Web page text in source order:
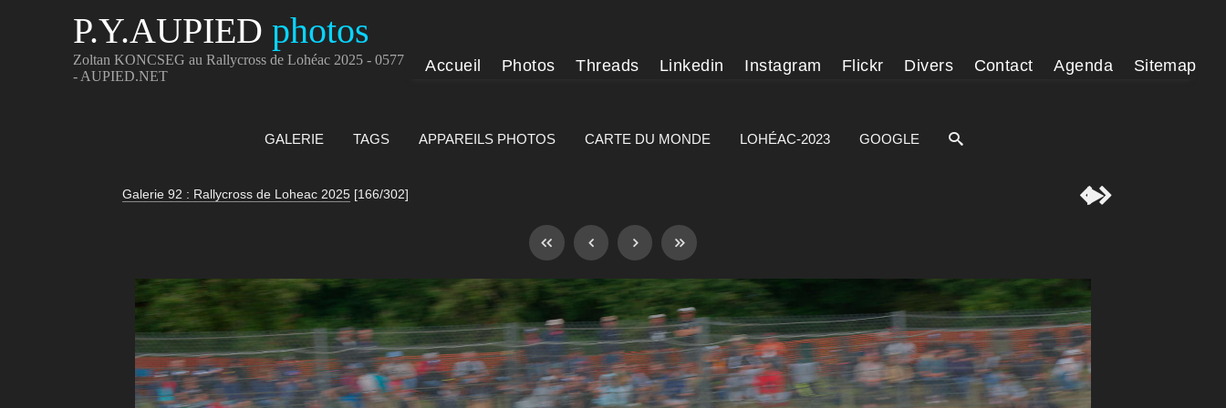
P.Y.AUPIED photos
Zoltan KONCSEG au Rallycross de Lohéac 2025 - 0577
- AUPIED.NET
Accueil Photos Threads Linkedin Instagram Flickr Divers Contact Agenda Sitemap
GALERIE TAGS APPAREILS PHOTOS CARTE DU MONDE LOHÉAC-2023 GOOGLE
Galerie 92 : Rallycross de Loheac 2025 [166/302] 